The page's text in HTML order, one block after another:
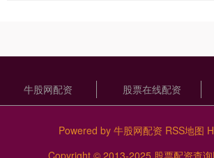
牛股网配资 股票在线配资
Powered by 牛股网配资 RSS地图
Copyright © 2013-2025 股票配资查